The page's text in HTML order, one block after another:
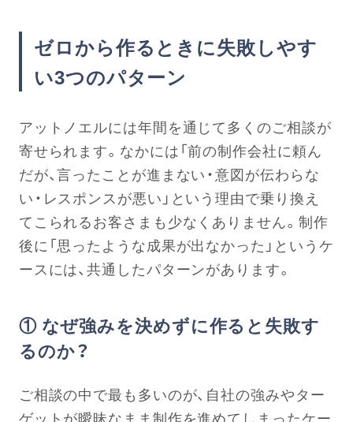
ゼロから作るときに失敗しやす
い3つのパターン
アットノエルには年間を通じて多くのご相談が
寄せられます。なかには「前の制作会社に頼ん
だが、言ったことが進まない・意図が伝わらな
い・レスポンスが悪い」という理由で乗り換え
てこられるお客さまも少なくありません。制作
後に「思ったような成果が出なかった」というケ
ースには、共通したパターンがあります。
① なぜ強みを決めずに作ると失敗す
るのか？
ご相談の中で最も多いのが、自社の強みやター